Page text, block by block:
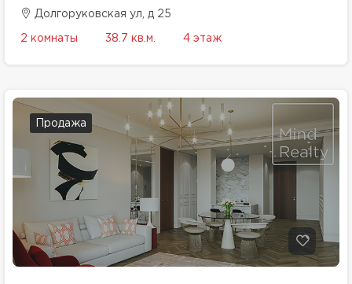
Долгоруковская ул, д 25
2 комнаты 38.7 кв.м. 4 этаж
Продажа